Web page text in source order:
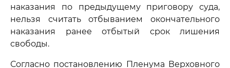
наказания по предыдущему приговору суда,
нельзя считать отбыванием окончательного
наказания ранее отбытый срок лишения
свободы.
Согласно постановлению Пленума Верховного